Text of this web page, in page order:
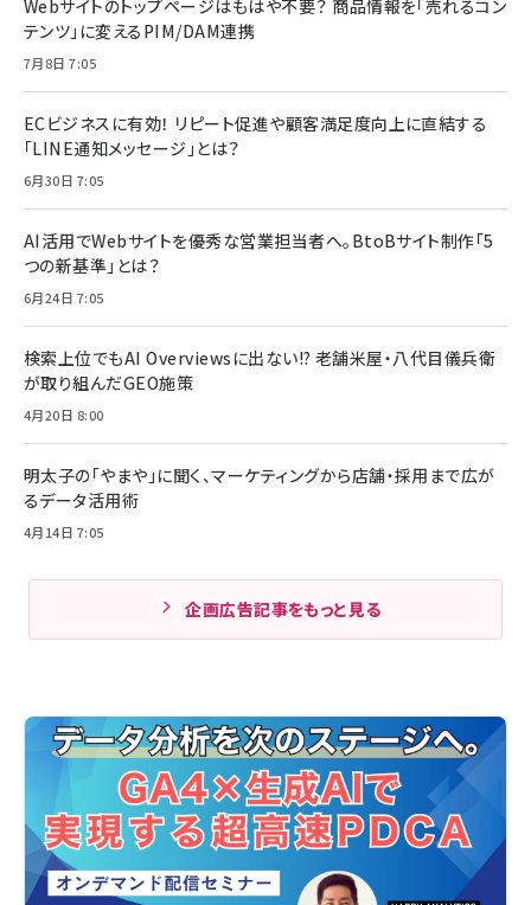
Webサイトのトップページはもはや不要？ 商品情報を「売れるコン
テンツ」に変えるPIM/DAM連携
7月8日 7:05
ECビジネスに有効！ リピート促進や顧客満足度向上に直結する
「LINE通知メッセージ」とは？
6月30日 7:05
AI活用でWebサイトを優秀な営業担当者へ。BtoBサイト制作「5
つの新基準」とは？
6月24日 7:05
検索上位でもAI Overviewsに出ない!? 老舗米屋・八代目儀兵衛
が取り組んだGEO施策
4月20日 8:00
明太子の「やまや」に聞く、マーケティングから店舗・採用まで広が
るデータ活用術
4月14日 7:05
企画広告記事をもっと見る